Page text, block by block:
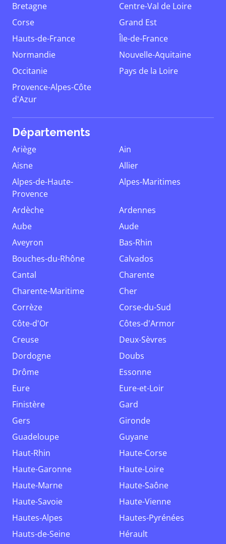
Bretagne
Centre-Val de Loire
Corse
Grand Est
Hauts-de-France
Île-de-France
Normandie
Nouvelle-Aquitaine
Occitanie
Pays de la Loire
Provence-Alpes-Côte
d'Azur
Départements
Ariège
Ain
Aisne
Allier
Alpes-de-Haute-
Provence
Alpes-Maritimes
Ardèche
Ardennes
Aube
Aude
Aveyron
Bas-Rhin
Bouches-du-Rhône
Calvados
Cantal
Charente
Charente-Maritime
Cher
Corrèze
Corse-du-Sud
Côte-d'Or
Côtes-d'Armor
Creuse
Deux-Sèvres
Dordogne
Doubs
Drôme
Essonne
Eure
Eure-et-Loir
Finistère
Gard
Gers
Gironde
Guadeloupe
Guyane
Haut-Rhin
Haute-Corse
Haute-Garonne
Haute-Loire
Haute-Marne
Haute-Saône
Haute-Savoie
Haute-Vienne
Hautes-Alpes
Hautes-Pyrénées
Hauts-de-Seine
Hérault